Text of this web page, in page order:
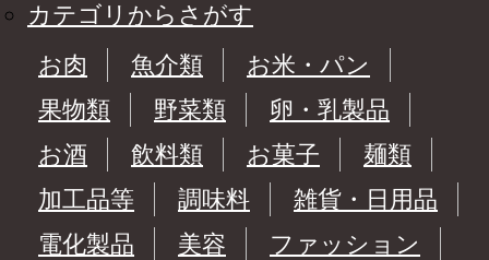
カテゴリからさがす
お肉
魚介類
お米・パン
果物類
野菜類
卵・乳製品
お酒
飲料類 お菓子
麺類
加工品等
調味料
雑貨・日用品
電化製品
美容
ファッション